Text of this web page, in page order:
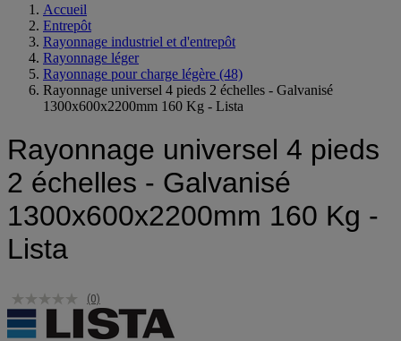
Accueil
Entrepôt
Rayonnage industriel et d'entrepôt
Rayonnage léger
Rayonnage pour charge légère (48)
Rayonnage universel 4 pieds 2 échelles - Galvanisé
1300x600x2200mm 160 Kg - Lista
Rayonnage universel 4 pieds
2 échelles - Galvanisé
1300x600x2200mm 160 Kg -
Lista
(0)